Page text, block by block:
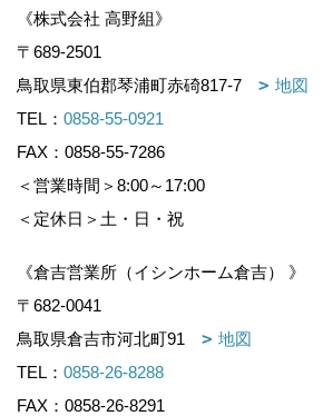
《株式会社 高野組》
〒689-2501
鳥取県東伯郡琴浦町赤碕817-7
地図
TEL： 0858-55-0921
FAX：0858-55-7286
＜営業時間＞8:00～17:00
＜定休日＞土・日・祝
《倉吉営業所（イシンホーム倉吉） 》
〒682-0041
鳥取県倉吉市河北町91
地図
TEL： 0858-26-8288
FAX：0858-26-8291